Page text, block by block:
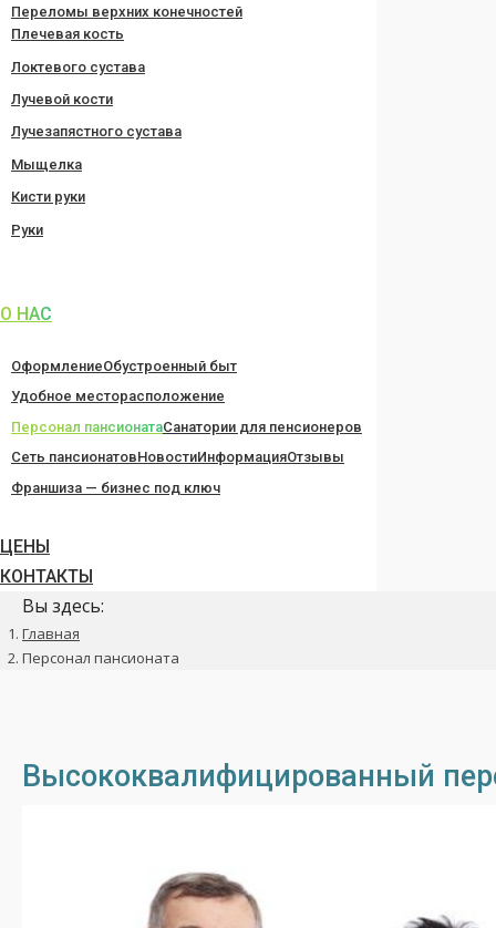
Переломы верхних конечностей
Плечевая кость
Локтевого сустава
Лучевой кости
Лучезапястного сустава
Мыщелка
Кисти руки
Руки
О НАС
ОформлениеОбустроенный быт
Удобное месторасположение
Персонал пансионатаСанатории для пенсионеров
Сеть пансионатовНовостиИнформацияОтзывы
Франшиза — бизнес под ключ
ЦЕНЫ
КОНТАКТЫ
Вы здесь:
Главная
Персонал пансионата
Высококвалифицированный